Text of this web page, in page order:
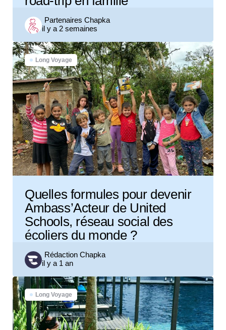
Posted
by
Partenaires Chapka
il y a 2 semaines
Long Voyage
Quelles formules pour devenir
Ambass’Acteur de United
Schools, réseau social des
écoliers du monde ?
Posted
by
Rédaction Chapka
il y a 1 an
Long Voyage